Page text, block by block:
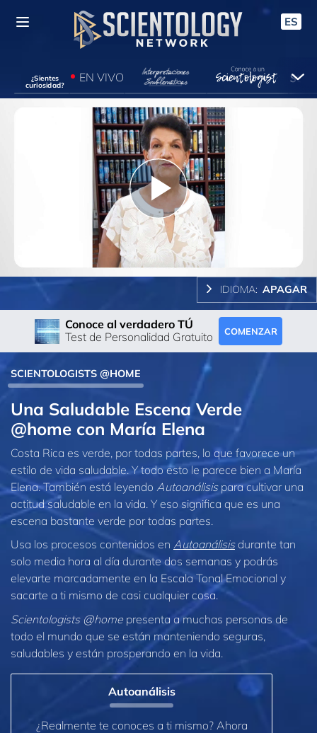
ES
¿Sientes
curiosidad?
EN VIVO
Play
Video
IDIOMA: APAGAR
Conoce al verdadero TÚ
Test de Personalidad Gratuito
COMENZAR
SCIENTOLOGISTS @HOME
Una Saludable Escena Verde
@home con María Elena
Costa Rica es verde, por todas partes, lo que favorece un
estilo de vida saludable. Y todo esto le parece bien a María
Elena. También está leyendo Autoanálisispara cultivar una
actitud saludable en la vida. Y eso significa que es una
escena bastante verde por todas partes.
Usa los procesos contenidos en Autoanálisisdurante tan
solo media hora al día durante dos semanas y podrás
elevarte marcadamente en la Escala Tonal Emocional y
sacarte a ti mismo de casi cualquier cosa.
Scientologists @home presenta a muchas personas de
todo el mundo que se están manteniendo seguras,
saludables y están prosperando en la vida.
Autoanálisis
¿Realmente te conoces a ti mismo? Ahora